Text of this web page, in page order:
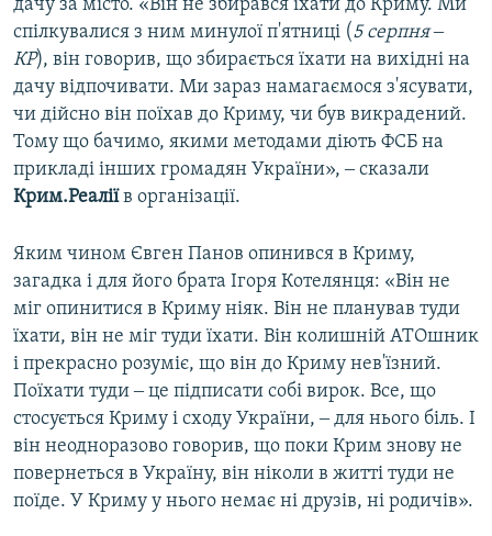
дачу за місто. «Він не збирався їхати до Криму. Ми
спілкувалися з ним минулої п'ятниці (5 серпня ‒
КР), він говорив, що збирається їхати на вихідні на
дачу відпочивати. Ми зараз намагаємося з'ясувати,
чи дійсно він поїхав до Криму, чи був викрадений.
Тому що бачимо, якими методами діють ФСБ на
прикладі інших громадян України», ‒ сказали
Крим.Реаліїв організації.
Яким чином Євген Панов опинився в Криму,
загадка і для його брата Ігоря Котелянця: «Він не
міг опинитися в Криму ніяк. Він не планував туди
їхати, він не міг туди їхати. Він колишній АТОшник
і прекрасно розуміє, що він до Криму нев'їзний.
Поїхати туди ‒ це підписати собі вирок. Все, що
стосується Криму і сходу України, ‒ для нього біль. І
він неодноразово говорив, що поки Крим знову не
повернеться в Україну, він ніколи в житті туди не
поїде. У Криму у нього немає ні друзів, ні родичів».​